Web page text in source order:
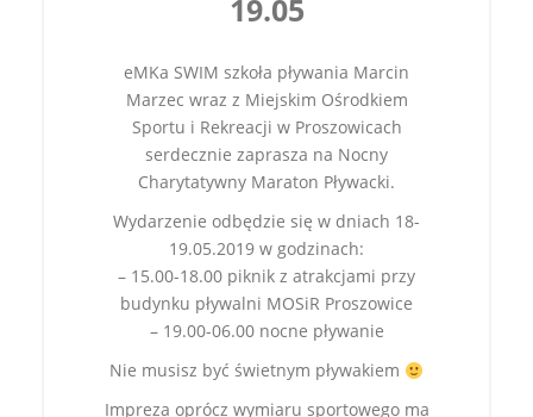
19.05
eMKa SWIM szkoła pływania Marcin
Marzec wraz z Miejskim Ośrodkiem
Sportu i Rekreacji w Proszowicach
serdecznie zaprasza na Nocny
Charytatywny Maraton Pływacki.
Wydarzenie odbędzie się w dniach 18-
19.05.2019 w godzinach:
– 15.00-18.00 piknik z atrakcjami przy
budynku pływalni MOSiR Proszowice
– 19.00-06.00 nocne pływanie
Nie musisz być świetnym pływakiem
Impreza oprócz wymiaru sportowego ma